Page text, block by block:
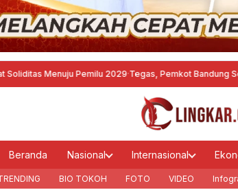
Menuju Pemilu 2029·Tegas, Pemkot Bandung Segel
Beranda Nasional Internasional
BIO TOKOH FOTO VIDEO